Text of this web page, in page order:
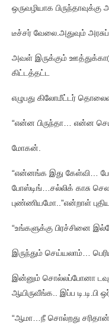
ஒருவழியாக
டீச்சர் வேலை.அதுவும் அரசுப்
அவள் இருக்கும்
கிட்டத்தட்ட
எழுபது கிலோமீட்டர்
“என்ன பிருந்தா… என்ன
மோகன்.
“என்னங்க இது கேள்வி…
போஸ்டிங்…சல்லிக் காசு
புண்ணியமோ..”என்றாள்
“உங்களுக்கு பிரச்சினை
இருந்தும் செய்யலாம்…
இன்னும் சொல்லப்போனா
ஆயிருவீங்க.. இப்ப
“ஆமா…நீ சொல்றது